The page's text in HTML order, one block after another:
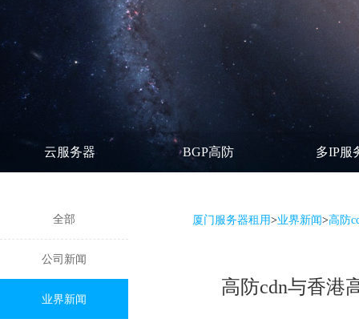
云服务器 BGP高防 多IP服
全部
公司新闻
业界新闻
厦门服务器租用>业界新闻>高防
高防cdn与香港